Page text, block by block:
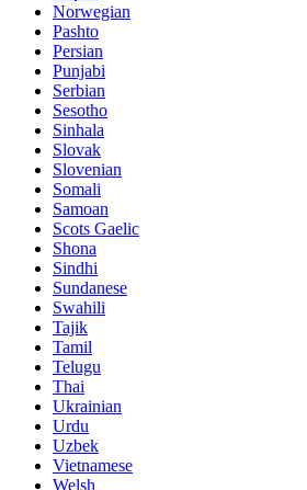
Norwegian
Pashto
Persian
Punjabi
Serbian
Sesotho
Sinhala
Slovak
Slovenian
Somali
Samoan
Scots Gaelic
Shona
Sindhi
Sundanese
Swahili
Tajik
Tamil
Telugu
Thai
Ukrainian
Urdu
Uzbek
Vietnamese
Welsh